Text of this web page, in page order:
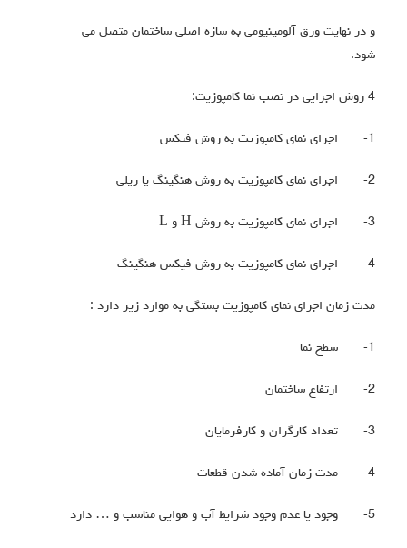
و در نهایت ورق آلومینیومی به سازه اصلی ساختمان متصل می
شود.
4 روش اجرایی در نصب نما کامپوزیت:
1- اجرای نمای کامپوزیت به روش فیکس
2- اجرای نمای کامپوزیت به روش هنگینگ یا ریلی
3- اجرای نمای کامپوزیت به روش H و L
4- اجرای نمای کامپوزیت به روش فیکس هنگینگ
مدت زمان اجرای نمای کامپوزیت بستگی به موارد زیر دارد :
1- سطح نما
2- ارتفاع ساختمان
3- تعداد کارگران و کارفرمایان
4- مدت زمان آماده شدن قطعات
5- وجود یا عدم وجود شرایط آب و هوایی مناسب و … دارد